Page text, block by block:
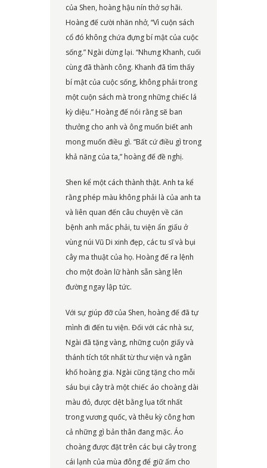
của Shen, hoàng hậu nín thở sợ hãi.
Hoàng đế cười nhăn nhở, “Vì cuộn sách
cổ đó không chứa đựng bí mật của cuộc
sống.” Ngài dừng lại. “Nhưng Khanh, cuối
cùng đã thành công. Khanh đã tìm thấy
bí mật của cuộc sống, không phải trong
một cuộn sách mà trong những chiếc lá
kỳ diệu.” Hoàng đế nói rằng sẽ ban
thưởng cho anh và ông muốn biết anh
mong muốn điều gì. “Bất cứ điều gì trong
khả năng của ta,” hoàng đế đề nghị.
Shen kể một cách thành thật. Anh ta kể
rằng phép màu không phải là của anh ta
và liên quan đến câu chuyện về căn
bệnh anh mắc phải, tu viện ẩn giấu ở
vùng núi Vũ Di xinh đẹp, các tu sĩ và bụi
cây ma thuật của họ. Hoàng đế ra lệnh
cho một đoàn lữ hành sẵn sàng lên
đường ngay lập tức.
Với sự giúp đỡ của Shen, hoàng đế đã tự
mình đi đến tu viện. Đối với các nhà sư,
Ngài đã tặng vàng, những cuộn giấy và
thánh tích tốt nhất từ thư viện và ngân
khố hoàng gia. Ngài cũng tặng cho mỗi
sáu bụi cây trà một chiếc áo choàng dài
màu đỏ, được dệt bằng lụa tốt nhất
trong vương quốc, và thêu kỳ công hơn
cả những gì bản thân đang mặc. Áo
choàng được đặt trên các bụi cây trong
cái lạnh của mùa đông để giữ ấm cho